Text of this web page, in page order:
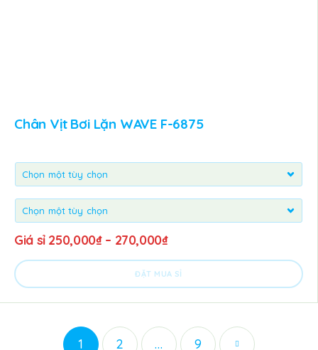
Chân Vịt Bơi Lặn WAVE F-6875
Giá sỉ 250,000₫– 270,000₫
ĐẶT MUA SỈ
1 2 … 9